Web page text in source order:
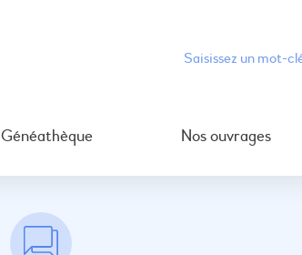
Généathèque Nos ouvrages